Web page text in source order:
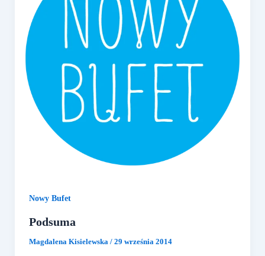
Nowy Bufet
Podsuma
Magdalena Kisielewska / 29 września 2014